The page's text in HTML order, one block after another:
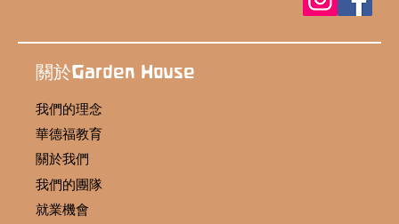
關於Garden House
我們的理念
華德福教育
關於我們
我們的團隊
就業機會